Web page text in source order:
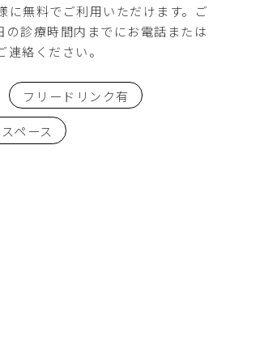
に無料でご利用いただけます。ご
診療時間内までにお電話または
絡ください。
フリードリンク有
ペース